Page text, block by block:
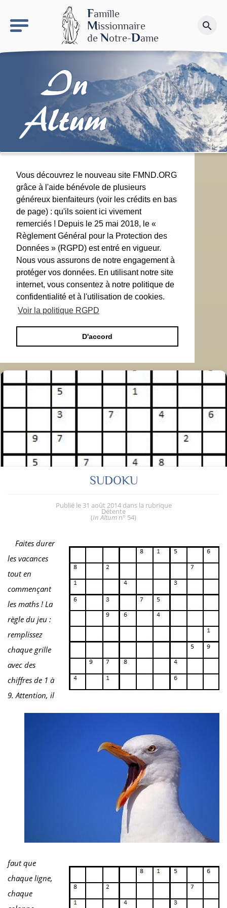
Famille
Missionnaire
de Notre-Dame
search
Faire un don
In
Altum
Vous découvrez le nouveau site FMND.ORG
grâce à l'aide bénévole de plusieurs
généreux bienfaiteurs (voir les crédits en bas
de page) : qu'ils soient ici vivement
remerciés ! Depuis le 25 mai 2018, le «
Règlement Général pour la Protection des
Données » (RGPD) est entré en vigueur.
Nous vous assurons de notre engagement à
protéger vos données. En utilisant notre site
internet, vous consentez à notre politique de
confidentialité et à l'utilisation de cookies.
Voir la politique RGPD
D'accord
SUDOKU
Publié le 31 août 2014 dans la rubrique
Détente
(In Altum n° 54)
Faites durer
les vacances
tout en
commençant
les maths ! La
règle du jeu :
remplissez
chaque grille
avec des
chiffres de 1 à
9. Attention, il
faut que
chaque ligne,
chaque